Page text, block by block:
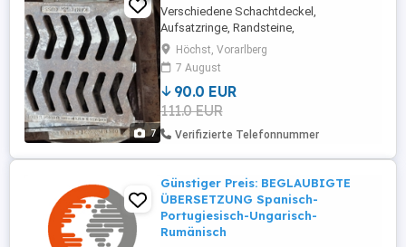
7
Verschiedene Schachtdeckel,
Aufsatzringe, Randsteine,
Schachtabdeckung
Höchst, Vorarlberg
7 August
90.0 EUR
111.0 EUR
Verifizierte Telefonnummer
Günstiger Preis: BEGLAUBIGTE
ÜBERSETZUNG Spanisch-
Portugiesisch-Ungarisch-
Rumänisch